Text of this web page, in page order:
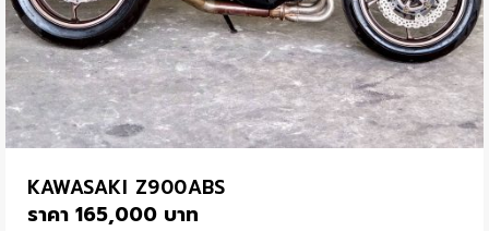
KAWASAKI Z900ABS
ราคา 165,000 บาท